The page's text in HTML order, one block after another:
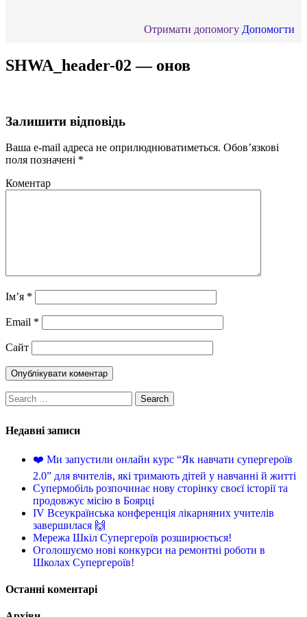
Отримати допомогу Допомогти
SHWA_header-02 — онов
Залишити відповідь
Ваша e-mail адреса не оприлюднюватиметься. Обов’язкові
поля позначені *
Коментар
Ім’я *
Email *
Сайт
Недавні записи
❤️ Ми запустили онлайн курс “Як навчати супергероїв
2.0” для вчителів, які тримають дітей у навчанні й житті
Супермобіль розпочинає нову сторінку своєї історії та
продовжує місію в Боярці
IV Всеукраїнська конференція лікарняних учителів
завершилася 🙌
Мережа Шкіл Супергероїв розширюється!
Оголошуємо нові конкурси на ремонтні роботи в
Школах Супергероїв!
Останні коментарі